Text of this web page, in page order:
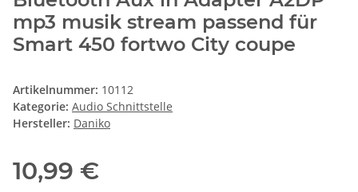
mp3 musik stream passend für
Smart 450 fortwo City coupe
Artikelnummer: 10112
Kategorie: Audio Schnittstelle
Hersteller: Daniko
10,99 €